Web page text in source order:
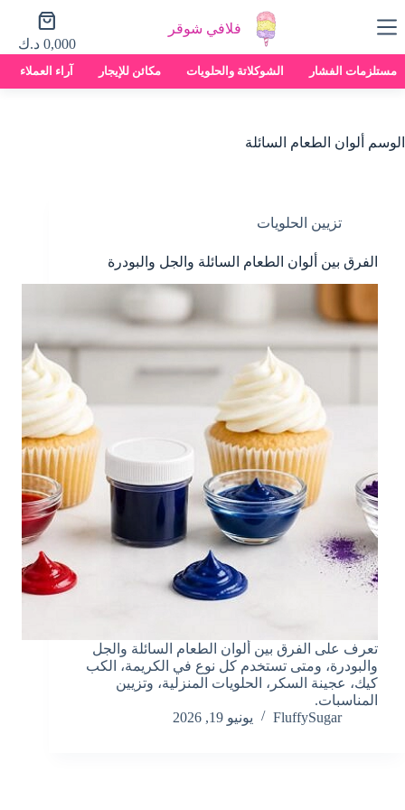
إلى
فلافي شوقر
عربة
التسوق0,000 د.ك
مستلزمات الفشار الشوكلاتة والحلويات مكائن للإيجار آراء العملاء
الوسم ألوان الطعام السائلة
تزيين الحلويات
الفرق بين ألوان الطعام السائلة والجل والبودرة
تعرف على الفرق بين ألوان الطعام السائلة والجل
والبودرة، ومتى تستخدم كل نوع في الكريمة، الكب
كيك، عجينة السكر، الحلويات المنزلية، وتزيين
المناسبات.
FluffySugar
يونيو 19, 2026